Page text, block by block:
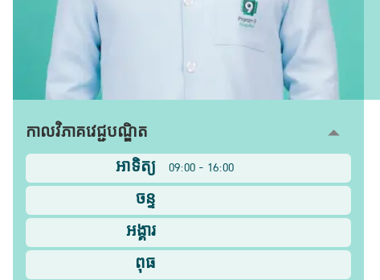
កាលវិភាគវេជ្ជបណ្ឌិត
អាទិត្យ
09:00 - 16:00
ចន្ទ
អង្គារ
ពុធ